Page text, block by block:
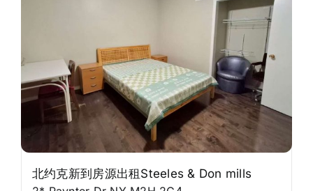
北约克新到房源出租Steeles & Don mills